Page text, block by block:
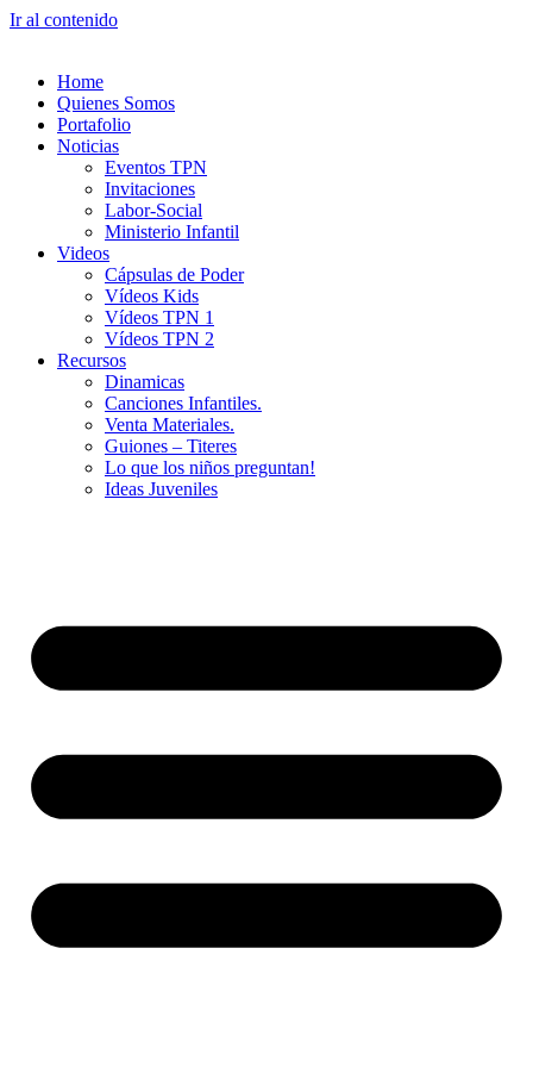
Ir al contenido
Home
Quienes Somos
Portafolio
Noticias
Eventos TPN
Invitaciones
Labor-Social
Ministerio Infantil
Videos
Cápsulas de Poder
Vídeos Kids
Vídeos TPN 1
Vídeos TPN 2
Recursos
Dinamicas
Canciones Infantiles.
Venta Materiales.
Guiones – Titeres
Lo que los niños preguntan!
Ideas Juveniles